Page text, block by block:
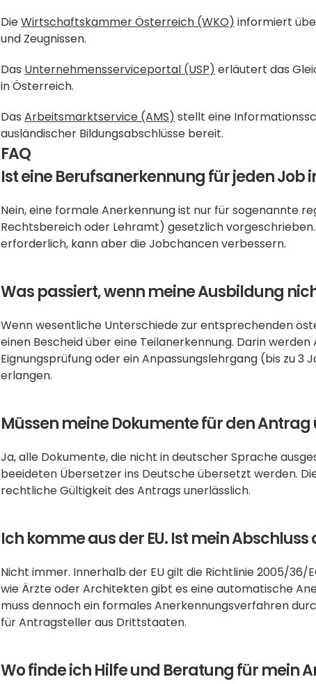
Die Wirtschaftskammer Österreich (WKO) informiert
und Zeugnissen.
Das Unternehmensserviceportal (USP) erläutert das
in Österreich.
Das Arbeitsmarktservice (AMS) stellt eine
ausländischer Bildungsabschlüsse bereit.
FAQ
Ist eine Berufsanerkennung für jeden Job
Nein, eine formale Anerkennung ist nur für sogenannte
Rechtsbereich oder Lehramt) gesetzlich
erforderlich, kann aber die Jobchancen verbessern.
Was passiert, wenn meine Ausbildung
Wenn wesentliche Unterschiede zur entsprechenden
einen Bescheid über eine Teilanerkennung. Darin
Eignungsprüfung oder ein Anpassungslehrgang (bis zu
erlangen.
Müssen meine Dokumente für den
Ja, alle Dokumente, die nicht in deutscher Sprache
beeideten Übersetzer ins Deutsche übersetzt werden.
rechtliche Gültigkeit des Antrags unerlässlich.
Ich komme aus der EU. Ist mein
Nicht immer. Innerhalb der EU gilt die Richtlinie 2005/36/
wie Ärzte oder Architekten gibt es eine automatische
muss dennoch ein formales Anerkennungsverfahren
für Antragsteller aus Drittstaaten.
Wo finde ich Hilfe und Beratung für mein